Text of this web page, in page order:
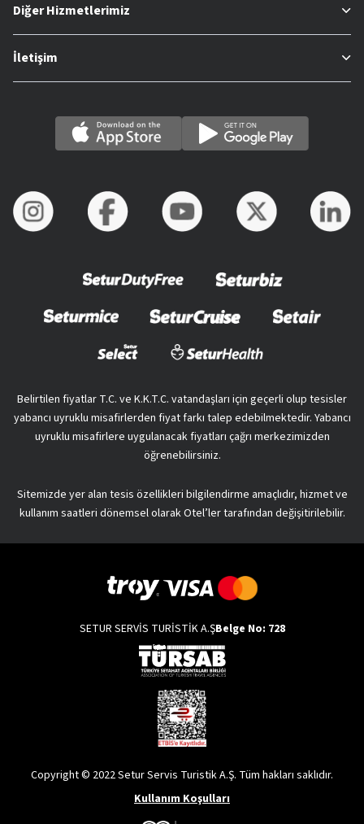
Diğer Hizmetlerimiz
İletişim
Belirtilen fiyatlar T.C. ve K.K.T.C. vatandaşları için geçerli olup tesisler
yabancı uyruklu misafirlerden fiyat farkı talep edebilmektedir. Yabancı
uyruklu misafirlere uygulanacak fiyatları çağrı merkezimizden
öğrenebilirsiniz.
Sitemizde yer alan tesis özellikleri bilgilendirme amaçlıdır, hizmet ve
kullanım saatleri dönemsel olarak Otel’ler tarafından değişitirilebilir.
SETUR SERVİS TURİSTİK A.ŞBelge No: 728
Copyright © 2022 Setur Servis Turistik A.Ş. Tüm hakları saklıdır.
Kullanım Koşulları